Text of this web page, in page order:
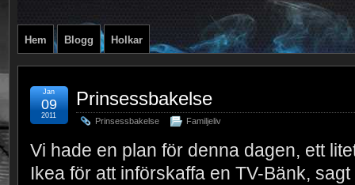
Hem Blogg Holkar
Prinsessbakelse
Prinsessbakelse Familjeliv
Jan
09
2011
Vi hade en plan för denna dagen, ett
Ikea för att införskaffa en TV-Bänk,